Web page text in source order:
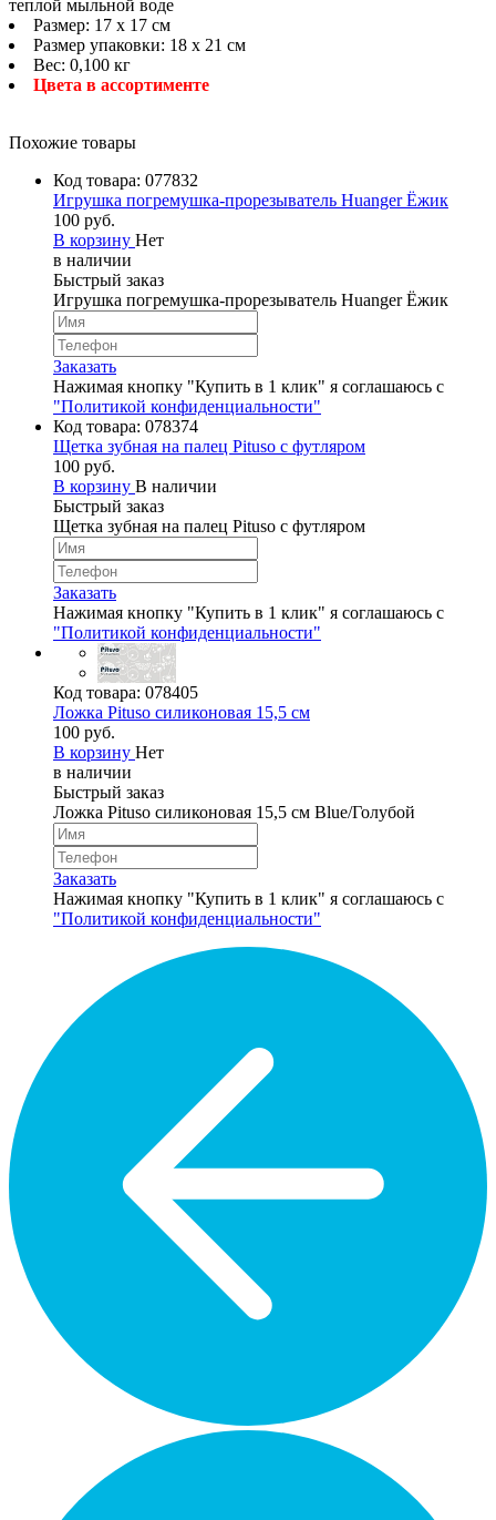
теплой мыльной воде
Размер: 17 х 17 см
Размер упаковки: 18 х 21 см
Вес: 0,100 кг
Цвета в ассортименте
Похожие товары
Код товара: 077832
Игрушка погремушка-прорезыватель Huanger Ёжик
100 руб.
В корзину Нет
в наличии
Быстрый заказ
Игрушка погремушка-прорезыватель Huanger Ёжик
Заказать
Нажимая кнопку "Купить в 1 клик" я соглашаюсь с
"Политикой конфиденциальности"
Код товара: 078374
Щетка зубная на палец Pituso с футляром
100 руб.
В корзину В наличии
Быстрый заказ
Щетка зубная на палец Pituso с футляром
Заказать
Нажимая кнопку "Купить в 1 клик" я соглашаюсь с
"Политикой конфиденциальности"
Код товара: 078405
Ложка Pituso силиконовая 15,5 см
100 руб.
В корзину Нет
в наличии
Быстрый заказ
Ложка Pituso силиконовая 15,5 см Blue/Голубой
Заказать
Нажимая кнопку "Купить в 1 клик" я соглашаюсь с
"Политикой конфиденциальности"